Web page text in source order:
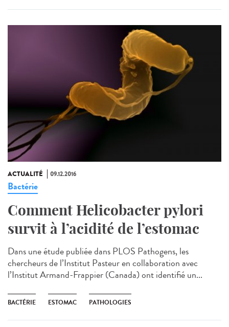
ACTUALITÉ 09.12.2016
Bactérie
Comment Helicobacter pylori
survit à l’acidité de l’estomac
Dans une étude publiée dans PLOS Pathogens, les
chercheurs de l’Institut Pasteur en collaboration avec
l’Institut Armand-Frappier (Canada) ont identifié un...
BACTÉRIE ESTOMAC PATHOLOGIES